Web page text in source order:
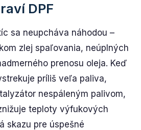
DPF
sa neupcháva náhodou –
zlej spaľovania, neúplných
prenosu oleja. Keď
príliš veľa paliva,
nespáleným palivom,
teploty výfukových
skazu pre úspešné